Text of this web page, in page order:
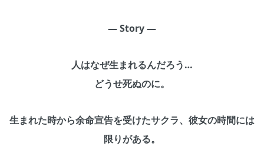
— Story —
人はなぜ生まれるんだろう…
どうせ死ぬのに。
生まれた時から余命宣告を受けたサクラ、彼女の時間には
限りがある。